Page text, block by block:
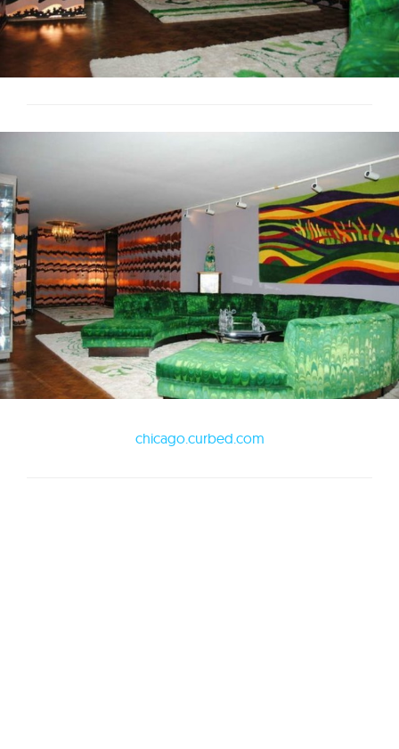
chicago.curbed.com